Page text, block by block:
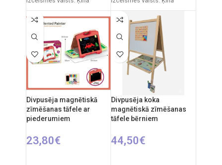
Iepakojuma izmēri: 12 x 38 x
51,5 cm
Produkta materiāls:
plastmasa
Ieteicamais vecums: no 3
Elementi: 3 x AA (nav iekļauti)
Iepakojuma izmēri: 11 x 43 x
50 cm
Produkta izmēri: 30 x 49 x 67
Ieteicamais vecums: no 3
gadiem.
Divpusēja magnētiskā
zīmēšanas tāfele ar
piederumiem
23,80€
Divpusēja koka
magnētiskā zīmēšanas
tāfele bērniem
44,50€